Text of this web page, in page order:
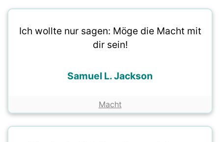
Ich wollte nur sagen: Möge die Macht mit
dir sein!
Samuel L. Jackson
Macht